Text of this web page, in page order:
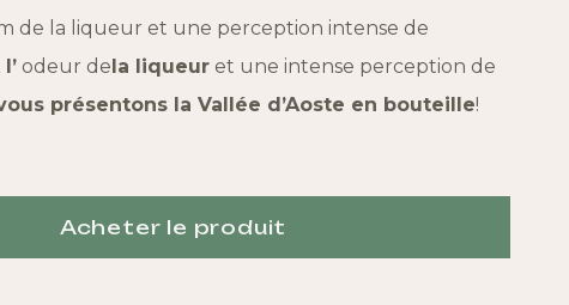
de la liqueur et une perception intense de
l’odeur dela liqueuret une intense perception de
présentons la Vallée d’Aoste en bouteille!
Acheter le produit